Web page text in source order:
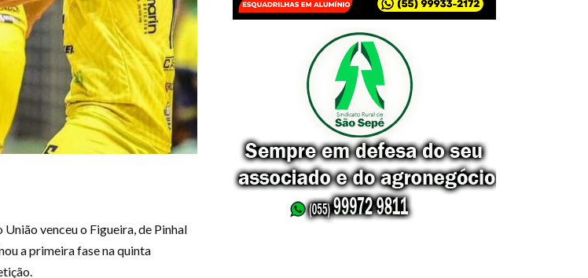
venceu o Figueira, de Pinhal
a primeira fase na quinta